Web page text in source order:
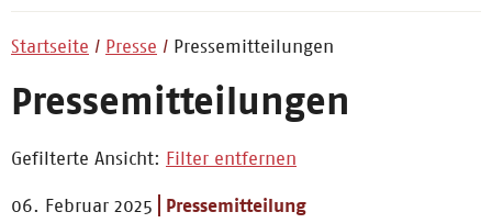
Startseite Presse Pressemitteilungen
Pressemitteilungen
Gefilterte Ansicht: Filter entfernen
06. Februar 2025 Pressemitteilung